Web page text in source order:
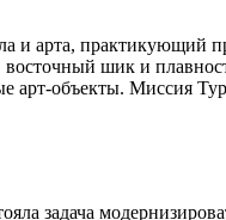
арта, практикующий
шик и
арт-объекты. Миссия
задача